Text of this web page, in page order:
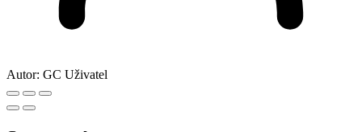
Autor: GC Uživatel